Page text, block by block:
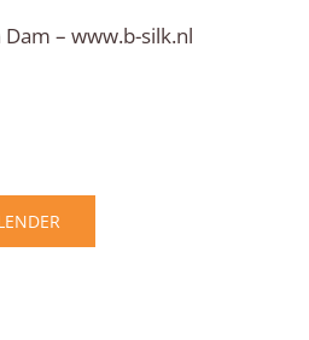
– www.b-silk.nl